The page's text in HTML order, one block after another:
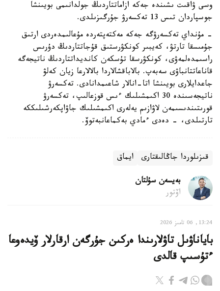
وسى ۋاقىت ىشىندە جەكە ازاماتتاردىڭ جولدانىمى بويىنشا
جوسپاردان تىس 13 تەكسەرۋ جۇرگىزىلدى.
- مۇنداي تەكسەرۋگە جەكە مەكتەپتەردە مۇعالىمدەردى ارتىق
جۇمىسقا تارتۋ، كەيبىر كونكۋرستىق قۇجاتتاردىڭ دۇرىس
راسىمدەلمەۋى، كونكۋرسقا تۇسكەن كانديداتتاردىڭ ناتيجەگە
قاناعاتتانباۋى سەبەپ. بالاباقشالاردا بالالارعا زيان كەلۋ
جاعدايلارى بويىنشا اتا-انالار شاعىمدانادى. تەكسەرۋ
ناتيجەسىندە 30 اكىمشىلىك ءىس قوزعالىپ، تەكسەرۋ
قورىتىندىسىمەن لاۋازىم يەلەرى اكىمشىلىك جاۋاپكەرشىلىككە
تارتىلدى، - دەدى ءمادي بەكماعانبەتوۆ.
قىزىلوردا جاڭالىقتارى ايماق
بەيسەن سۇلتان
اۆتور
13:24, 06 تامىز 2026
باياناۋىل تاۋلارىندا ەركىن جۇرگەن ارقارلار ۆيدەوعا
ءتۇسىپ قالدى